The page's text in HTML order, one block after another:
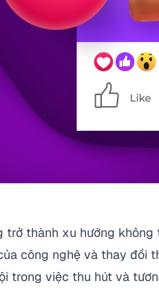
trở thành xu hướng
công nghệ và thay đổi
trong việc thu hút và